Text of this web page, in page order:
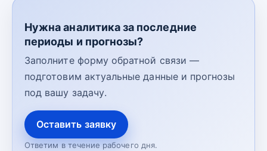
Нужна аналитика за последние
периоды и прогнозы?
Заполните форму обратной связи —
подготовим актуальные данные и прогнозы
под вашу задачу.
Оставить заявку
Ответим в течение рабочего дня.